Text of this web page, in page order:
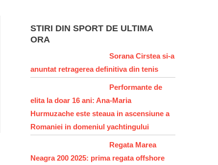
STIRI DIN SPORT DE ULTIMA
ORA
Sorana Cirstea si-a
anuntat retragerea definitiva din tenis
Performante de
elita la doar 16 ani: Ana-Maria
Hurmuzache este steaua in ascensiune a
Romaniei in domeniul yachtingului
Regata Marea
Neagra 200 2025: prima regata offshore